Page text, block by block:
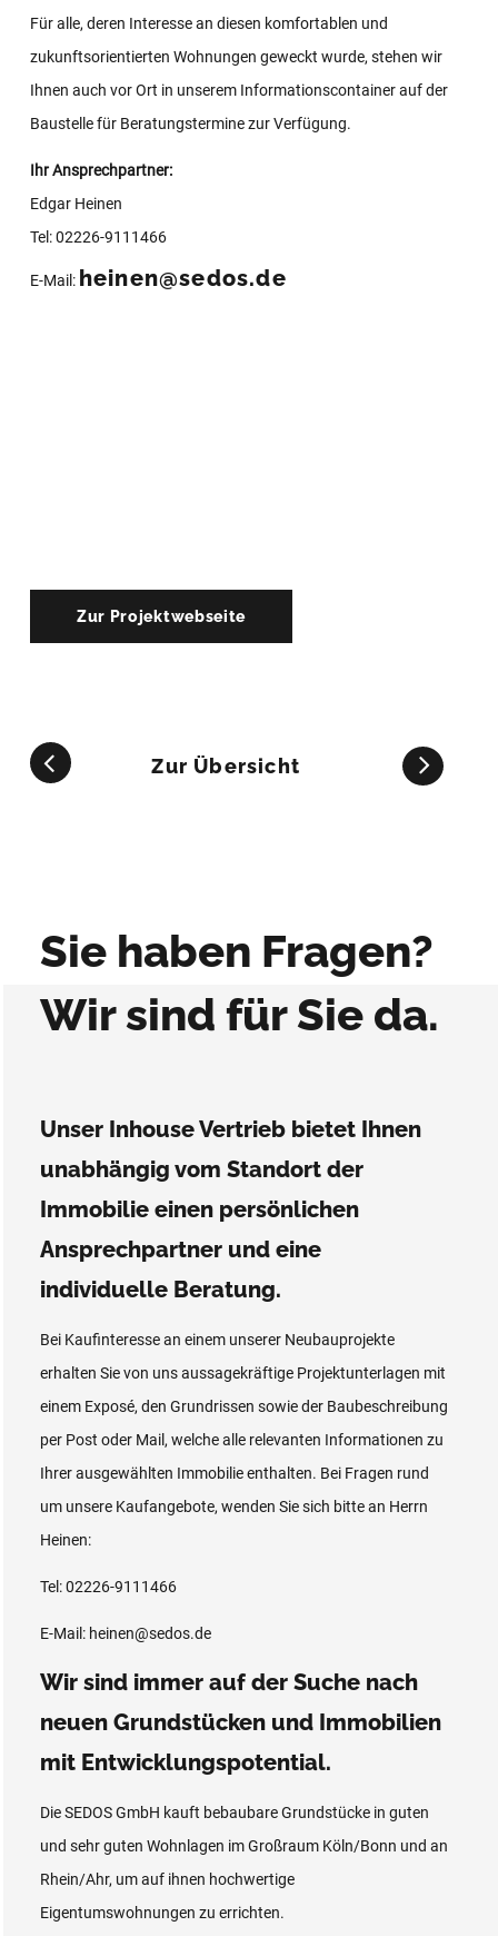
Für alle, deren Interesse an diesen komfortablen und
zukunftsorientierten Wohnungen geweckt wurde, stehen wir
Ihnen auch vor Ort in unserem Informationscontainer auf der
Baustelle für Beratungstermine zur Verfügung.
Ihr Ansprechpartner:
Edgar Heinen
Tel: 02226-9111466
E-Mail: heinen@sedos.de
Zur Projektwebseite
Zur Übersicht
Sie haben Fragen?
Wir sind für Sie da.
Unser Inhouse Vertrieb bietet Ihnen
unabhängig vom Standort der
Immobilie einen persönlichen
Ansprechpartner und eine
individuelle Beratung.
Bei Kaufinteresse an einem unserer Neubauprojekte
erhalten Sie von uns aussagekräftige Projektunterlagen mit
einem Exposé, den Grundrissen sowie der Baubeschreibung
per Post oder Mail, welche alle relevanten Informationen zu
Ihrer ausgewählten Immobilie enthalten. Bei Fragen rund
um unsere Kaufangebote, wenden Sie sich bitte an Herrn
Heinen:
Tel: 02226-9111466
E-Mail: heinen@sedos.de
Wir sind immer auf der Suche nach
neuen Grundstücken und Immobilien
mit Entwicklungspotential.
Die SEDOS GmbH kauft bebaubare Grundstücke in guten
und sehr guten Wohnlagen im Großraum Köln/Bonn und an
Rhein/Ahr, um auf ihnen hochwertige
Eigentumswohnungen zu errichten.